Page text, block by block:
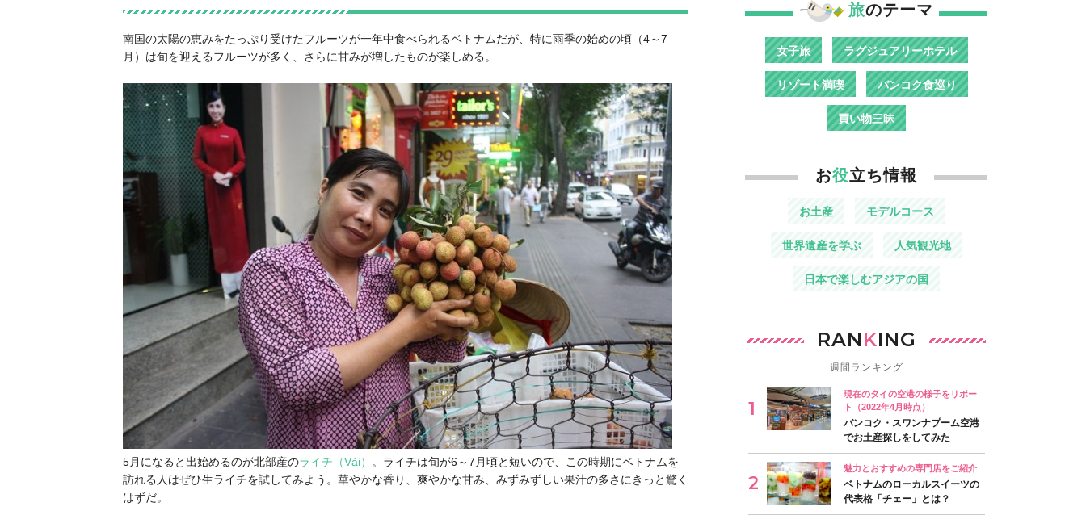
南国の太陽の恵みをたっぷり受けたフルーツが一年中食べられるベトナムだが、特に雨季の始めの頃（4～7
月）は旬を迎えるフルーツが多く、さらに甘みが増したものが楽しめる。
5月になると出始めるのが北部産のライチ（Vải）
。ライチは旬が6～7月頃と短いので、この時期にベトナムを
訪れる人はぜひ生ライチを試してみよう。華やかな香り、爽やかな甘み、みずみずしい果汁の多さにきっと驚く
はずだ。
旅のテーマ
女子旅 ラグジュアリーホテル
リゾート満喫 バンコク食巡り
買い物三昧
お役立ち情報
お土産 モデルコース
世界遺産を学ぶ 人気観光地
日本で楽しむアジアの国
RANKING
週間ランキング
現在のタイの空港の様子をリポー
ト（2022年4月時点）
バンコク・スワンナプーム空港
でお土産探しをしてみた
魅力とおすすめの専門店をご紹介
ベトナムのローカルスイーツの
代表格「チェー」とは？